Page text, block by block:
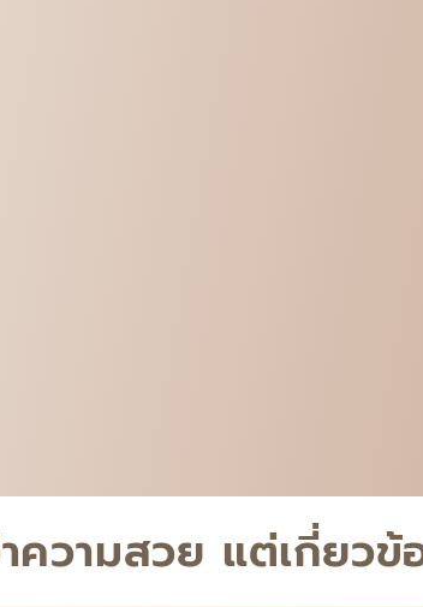
วามสวย แต่เกี่ยว